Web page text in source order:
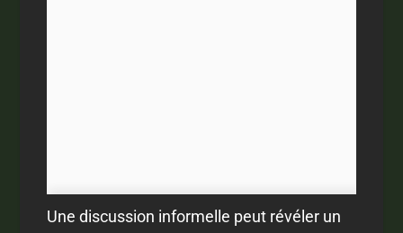
Une discussion informelle peut révéler un